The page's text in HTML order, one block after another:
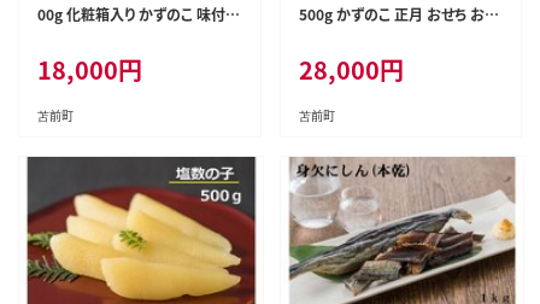
00g 化粧箱入り かずのこ 味付き
おせち お祝い 海鮮 ニシン にし
ん 鰊 つまみ 肴 魚卵 北海道 苫
前町 とままえ mar02
18,000円
苫前町
500g かずのこ 正月 おせち お祝
肴 魚卵 北海道 苫前町 とままえ
mar03
28,000円
苫前町